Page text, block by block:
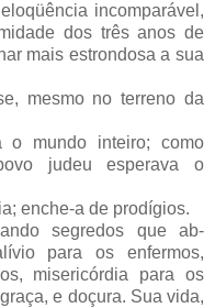
incomparável,
dos três anos de
mais estrondosa a sua
mesmo no terreno da
o mundo inteiro; como
judeu esperava o
enche-a de prodígios.
segredos que ab-
para os enfermos,
misericórdia para os
e doçura. Sua vida,